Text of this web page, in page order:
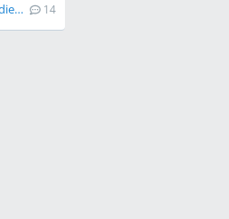
Operácia nosnej prepážky u 1,5 ročneho dieťaťa 14